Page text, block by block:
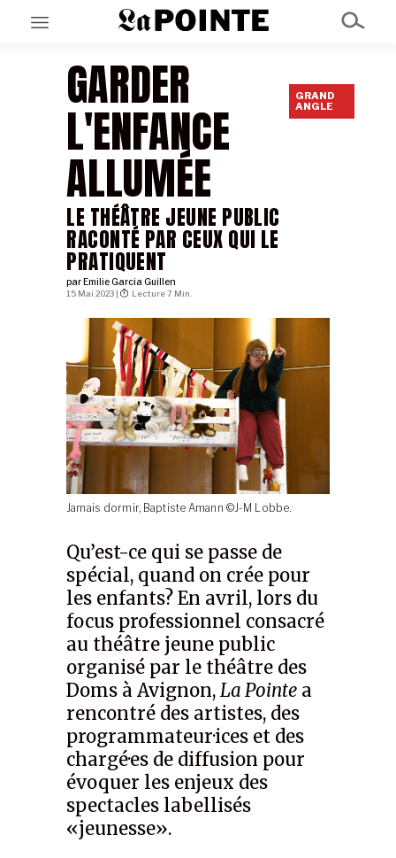
EN CE MOMENT
GRAND ANGLE
AU LARGE
ÉMOIS
EN CHANTIER
À PROPOS
NOS PARTENAIRES
SOUTENEZ NOUS
Jamais dormir, Baptiste Amann ©J-M Lobbe.
GARDER
L'ENFANCE
ALLUMÉE
LE THÉÂTRE JEUNE PUBLIC
RACONTÉ PAR CEUX QUI LE
PRATIQUENT
GRAND
ANGLE
par Emilie Garcia Guillen
Qu’est-ce qui se passe de
spécial, quand on crée pour
les enfants? En avril, lors du
focus professionnel consacré
au théâtre jeune public
organisé par le théâtre des
Doms à Avignon,La Pointe a
rencontré des artistes, des
programmateur·ices et des
chargé·es de diffusion pour
évoquer les enjeux des
spectacles labellisés
«jeunesse».
15 Mai 2023 | Lecture 7 Min.